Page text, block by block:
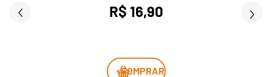
R$ 16,90
COMPRAR